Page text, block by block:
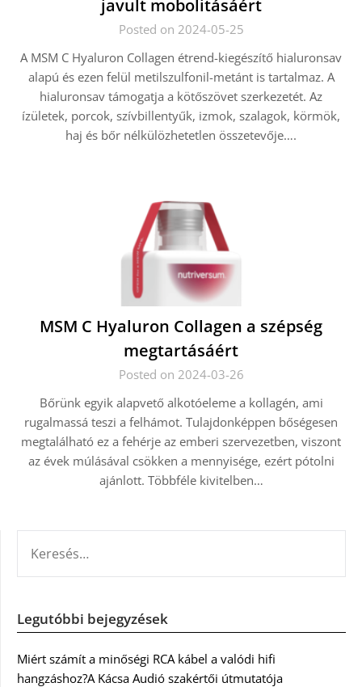
javult mobolitásáért
Posted on 2024-05-25
A MSM C Hyaluron Collagen étrend-kiegészítő hialuronsav
alapú és ezen felül metilszulfonil-metánt is tartalmaz. A
hialuronsav támogatja a kötőszövet szerkezetét. Az
ízületek, porcok, szívbillentyűk, izmok, szalagok, körmök,
haj és bőr nélkülözhetetlen összetevője….
MSM C Hyaluron Collagen a szépség
megtartásáért
Posted on 2024-03-26
Bőrünk egyik alapvető alkotóeleme a kollagén, ami
rugalmassá teszi a felhámot. Tulajdonképpen bőségesen
megtalálható ez a fehérje az emberi szervezetben, viszont
az évek múlásával csökken a mennyisége, ezért pótolni
ajánlott. Többféle kivitelben…
Legutóbbi bejegyzések
Miért számít a minőségi RCA kábel a valódi hifi
hangzáshoz?A Kácsa Audió szakértői útmutatója